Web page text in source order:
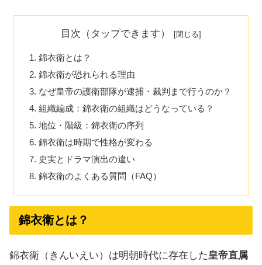
目次（タップできます）
錦衣衛とは？
錦衣衛が恐れられる理由
なぜ皇帝の護衛部隊が逮捕・裁判まで行うのか？
組織編成：錦衣衛の組織はどうなっている？
地位・階級：錦衣衛の序列
錦衣衛は時期で性格が変わる
史実とドラマ演出の違い
錦衣衛のよくある質問（FAQ）
錦衣衛とは？
錦衣衛（きんいえい）は明朝時代に存在した皇帝直属